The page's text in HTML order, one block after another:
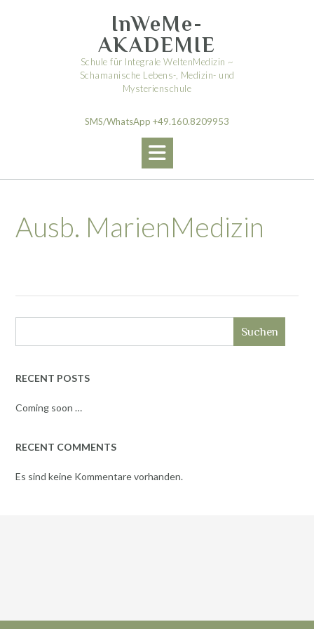
InWeMe-
AKADEMIE
Schule für Integrale WeltenMedizin ~
Schamanische Lebens-, Medizin- und
Mysterienschule
SMS/WhatsApp +49.160.8209953
Ausb. MarienMedizin
Suchen
RECENT POSTS
Coming soon …
RECENT COMMENTS
Es sind keine Kommentare vorhanden.